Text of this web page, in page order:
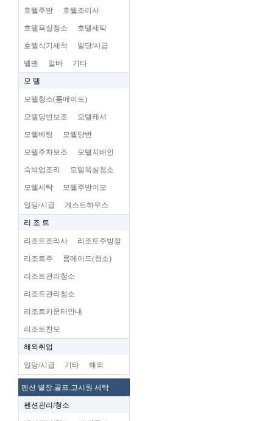
호텔주방 호텔조리사
호텔욕실청소 호텔세탁
호텔식기세척 일당/시급
벨맨 알바 기타
모 텔
모텔청소(룸메이드)
모텔당번보조 모텔캐셔
모텔베팅 모텔당번
모텔주차보조 모텔지배인
숙박업조리 모텔욕실청소
모텔세탁 모텔주방이모
일당/시급 게스트하우스
리 조 트
리조트조리사 리조트주방장
리조트주 룸메이드(청소)
리조트관리청소
리조트관리청소
리조트카운터안내
리조트찬모
해외취업
일당/시급 기타 해외
펜션 별장.골프.고시원 세탁
펜션관리/청소